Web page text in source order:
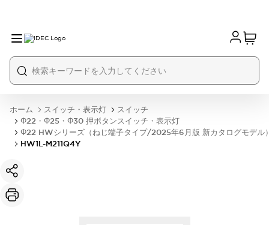
ホーム スイッチ・表示灯
スイッチ
Φ22・Φ25・Φ30 押ボタンスイッチ・表示灯
Φ22 HWシリーズ（ねじ端子タイプ/2025年6月版 新カタログモデル
HW1L-M211Q4Y